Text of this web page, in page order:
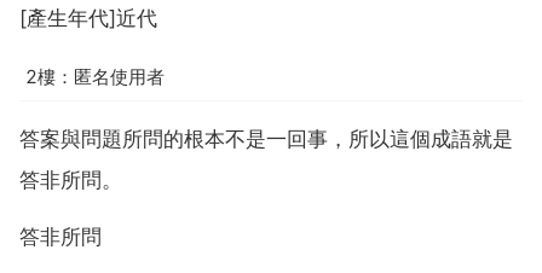
[產生年代]近代
2樓：匿名使用者
答案與問題所問的根本不是一回事，所以這個成語就是
答非所問。
答非所問